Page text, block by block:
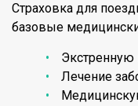
Страховка для
базовые
Лечение